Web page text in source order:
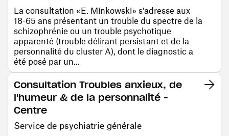
La consultation «E. Minkowski» s’adresse aux
18-65 ans présentant un trouble du spectre de la
schizophrénie ou un trouble psychotique
apparenté (trouble délirant persistant et de la
personnalité du cluster A), dont le diagnostic a
été posé par un...
Consultation Troubles anxieux, de
l'humeur & de la personnalité -
Centre
Service de psychiatrie générale